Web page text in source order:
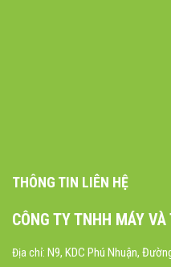
THÔNG TIN LIÊN HỆ
CÔNG TY TNHH MÁY
Địa chỉ: N9, KDC Phú Nhuận,